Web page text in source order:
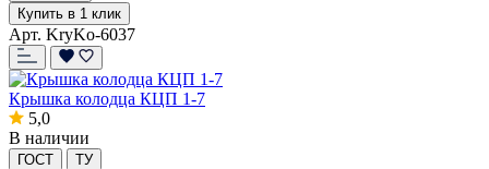
Купить в 1 клик
Арт. KryKo-6037
Крышка колодца КЦП 1-7
5,0
В наличии
ГОСТ ТУ